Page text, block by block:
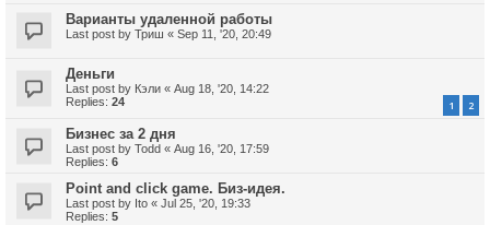
Варианты удаленной работы
Last post by Триш « Sep 11, '20, 20:49
Деньги
Last post by Кэли « Aug 18, '20, 14:22
Replies: 24 1 2
Бизнес за 2 дня
Last post by Todd « Aug 16, '20, 17:59
Replies: 6
Point and click game. Биз-идея.
Last post by Ito « Jul 25, '20, 19:33
Replies: 5